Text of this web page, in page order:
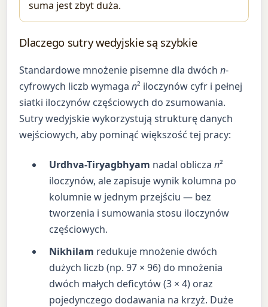
suma jest zbyt duża.
Dlaczego sutry wedyjskie są szybkie
Standardowe mnożenie pisemne dla dwóchn-
cyfrowych liczb wymagan² iloczynów cyfr i pełnej
siatki iloczynów częściowych do zsumowania.
Sutry wedyjskie wykorzystują strukturę danych
wejściowych, aby pominąć większość tej pracy:
Urdhva-Tiryagbhyam nadal obliczan²
iloczynów, ale zapisuje wynik kolumna po
kolumnie w jednym przejściu — bez
tworzenia i sumowania stosu iloczynów
częściowych.
Nikhilam redukuje mnożenie dwóch
dużych liczb (np. 97 × 96) do mnożenia
dwóch małych deficytów (3 × 4) oraz
pojedynczego dodawania na krzyż. Duże